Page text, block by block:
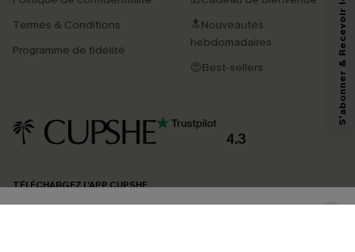
Termes & Conditions
Programme de fidélité
🔝Nouveautés
hebdomadaires
😍Best-sellers
4.3
TÉLÉCHARGEZ L’APP CUPSHE
En soumettant votre adresse e-mail, vous acceptez de recevoir des e-mails
marketing (y compris du contenu généré par l'IA) de Cupshe et
reconnaissez avoir pris connaissance de nos
pouvons utiliser les données collectées sur notre site ainsi que des
produits susceptibles de vous intéresser, conformément à notre
Politique de
confidentialité
. Vous pouvez vous désabonner à tout moment.
S'abonner & Recevoir le code